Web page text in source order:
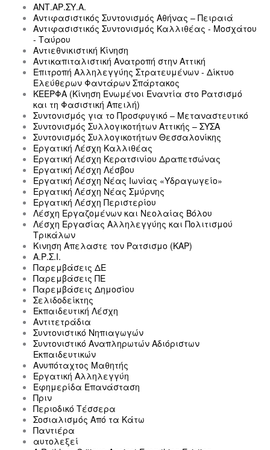
ΑΝΤ.ΑΡ.ΣΥ.Α.
Αντιφασιστικός Συντονισμός Αθήνας – Πειραιά
Αντιφασιστικός Συντονισμός Καλλιθέας - Μοσχάτου
- Ταύρου
Αντιεθνικιστική Κίνηση
Αντικαπιταλιστική Ανατροπή στην Αττική
Επιτροπή Αλληλεγγύης Στρατευμένων - Δίκτυο
Ελεύθερων Φαντάρων Σπάρτακος
ΚΕΕΡΦΑ (Κίνηση Ενωμένοι Εναντία στο Ρατσισμό
και τη Φασιστική Απειλή)
Συντονισμός για το Προσφυγικό – Μεταναστευτικό
Συντονισμός Συλλογικοτήτων Αττικής – ΣΥΣΑ
Συντονισμός Συλλογικοτήτων Θεσσαλονίκης
Εργατική Λέσχη Καλλιθέας
Εργατική Λέσχη Κερατσινίου Δραπετσώνας
Εργατική Λέσχη Λέσβου
Εργατική Λέσχη Νέας Ιωνίας «Υδραγωγείο»
Εργατική Λέσχη Νέας Σμύρνης
Εργατική Λέσχη Περιστερίου
Λέσχη Εργαζομένων και Νεολαίας Βόλου
Λέσχη Εργασίας Αλληλεγγύης και Πολιτισμού
Τρικάλων
Κινηση Απελαστε τον Ρατσισμο (ΚΑΡ)
Α.Ρ.Σ.Ι.
Παρεμβάσεις ΔΕ
Παρεμβάσεις ΠΕ
Παρεμβάσεις Δημοσίου
Σελιδοδείκτης
Εκπαιδευτική Λέσχη
Αντιτετράδια
Συντονιστικό Νηπιαγωγών
Συντονιστικό Αναπληρωτών Αδιόριστων
Εκπαιδευτικών
Ανυπόταχτος Μαθητής
Εργατική Αλληλεγγύη
Εφημερίδα Επανάσταση
Πριν
Περιοδικό Τέσσερα
Σοσιαλισμός Από τα Κάτω
Παντιέρα
αυτολεξεί